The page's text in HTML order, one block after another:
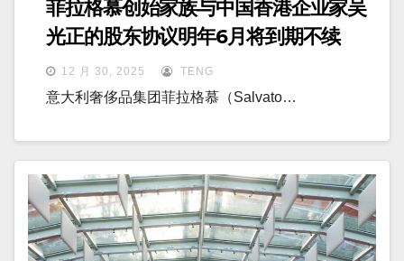
菲拉格慕创始家族与中国香港企业家吴
光正的股东协议明年6月将到期不续
12 月 30, 2025 TENG
意大利奢侈品集团菲拉格慕（Salvato…